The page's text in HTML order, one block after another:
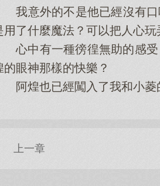
意外的不是他已經沒有口
用了什麼魔法？可以把人心玩
中有一種徬徨無助的感受
的眼神那樣的快樂？
煌也已經闖入了我和小菱
上一章